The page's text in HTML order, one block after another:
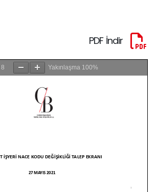
PDF İndir
8 Yakınlaşma 100%